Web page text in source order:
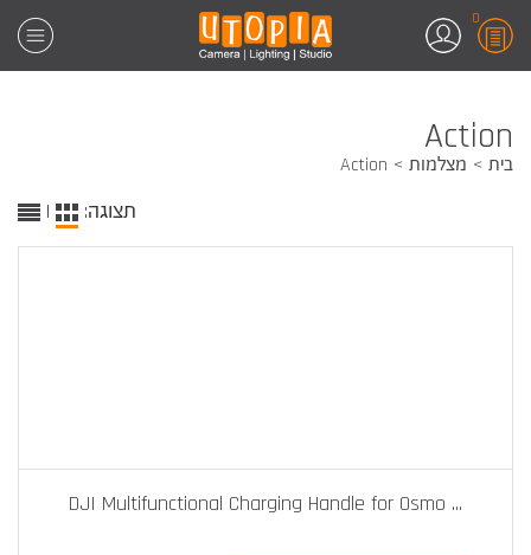
0
Action
בית מצלמות Action
תצוגה: |
DJI Multifunctional Charging Handle for Osmo ...